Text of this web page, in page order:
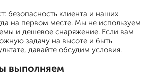
безопасность клиента и наших
на первом месте. Мы не используем
и дешевое снаряжение. Если вам
задачу на высоте и быть
давайте обсудим условия.
выполняем